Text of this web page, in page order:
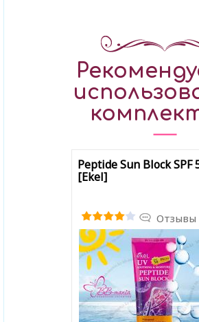
Peptide Sun Block SPF
[Ekel]
Отзывы